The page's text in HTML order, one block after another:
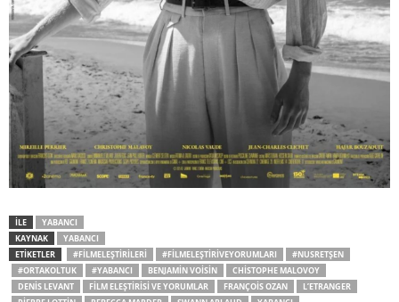
İLE
YABANCI
KAYNAK
YABANCI
ETİKETLER
#FILMELEŞTIRILERI #FILMELEŞTIRIVEYORUMLARI
#NUSRETŞEN
#ORTAKOLTUK
#YABANCI BENJAMIN VOISIN
CHISTOPHE MALOVOY
DENIS LEVANT
FILM ELEŞTIRISI VE YORUMLAR FRANÇOIS OZAN
L’ETRANGER